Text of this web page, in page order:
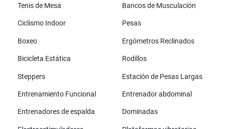
Tenis de Mesa Bancos de Musculación
Ciclismo Indoor Pesas
Boxeo Ergómetros Reclinados
Bicicleta Estática Rodillos
Steppers Estación de Pesas Largas
Entrenamiento Funcional Entrenador abdominal
Entrenadores de espalda Dominadas